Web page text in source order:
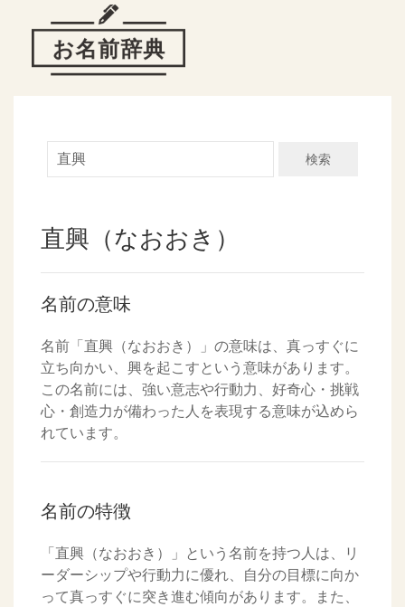
検索
直興（なおおき）
名前の意味
名前「直興（なおおき）」の意味は、真っすぐに
立ち向かい、興を起こすという意味があります。
この名前には、強い意志や行動力、好奇心・挑戦
心・創造力が備わった人を表現する意味が込めら
れています。
名前の特徴
「直興（なおおき）」という名前を持つ人は、リ
ーダーシップや行動力に優れ、自分の目標に向か
って真っすぐに突き進む傾向があります。また、